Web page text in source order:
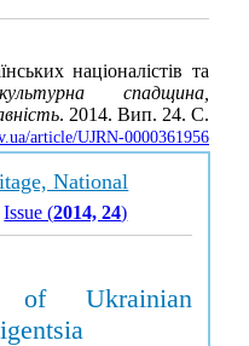
націоналістів та
спадщина,
. 2014. Вип. 24. С.
article/UJRN-0000361956
National
Issue (2014, 24)
of Ukrainian